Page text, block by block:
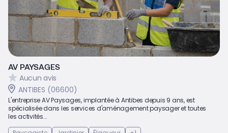
AV PAYSAGES
Aucun avis
ANTIBES (06600)
L'entreprise AV Paysages, implantée à Antibes depuis 9 ans, est
spécialisée dans les services d'aménagement paysager et toutes
les activités...